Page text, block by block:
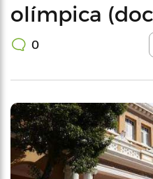
olímpica (doc
0